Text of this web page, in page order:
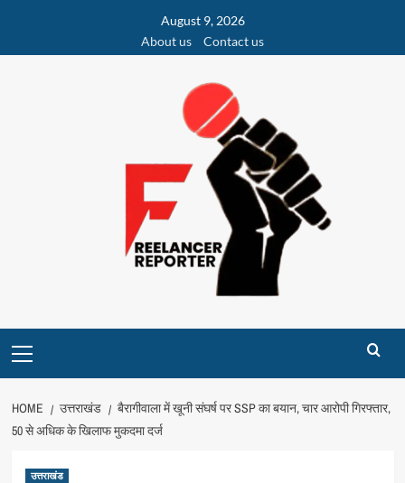
content
August 9, 2026
About us
Contact us
Menu
HOME उत्तराखंड
बैरागीवाला में खूनी संघर्ष पर SSP का बयान, चार आरोपी गिरफ्तार,
50 से अधिक के खिलाफ मुकदमा दर्ज
उत्तराखंड